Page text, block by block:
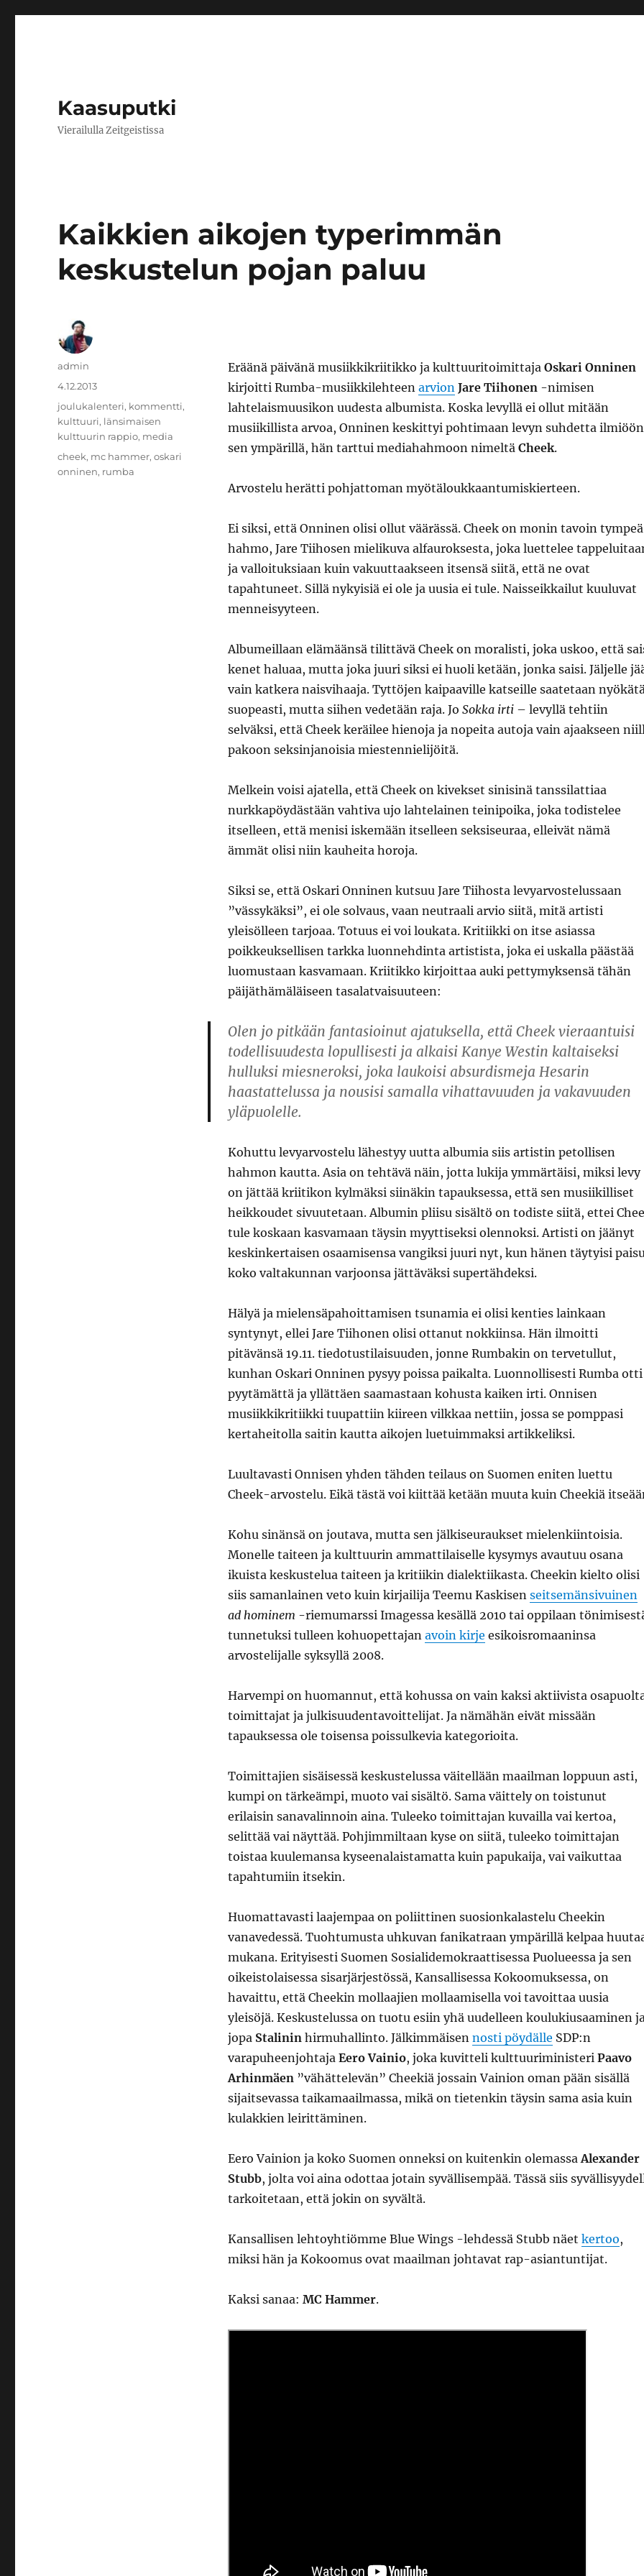
Kaasuputki
Vierailulla Zeitgeistissa
Kaikkien aikojen typerimmän
keskustelun pojan paluu
Eräänä päivänä musiikkikriitikko ja kulttuuritoimittaja Oskari Onninen
kirjoitti Rumba-musiikkilehteen arvion Jare Tiihonen-nimisen
lahtelaismuusikon uudesta albumista. Koska levyllä ei ollut mitään
musiikillista arvoa, Onninen keskittyi pohtimaan levyn suhdetta ilmiöön
sen ympärillä, hän tarttui mediahahmoon nimeltä Cheek.
Arvostelu herätti pohjattoman myötäloukkaantumiskierteen.
Ei siksi, että Onninen olisi ollut väärässä. Cheek on monin tavoin tympeä
hahmo, Jare Tiihosen mielikuva alfauroksesta, joka luettelee
ja valloituksiaan kuin vakuuttaakseen itsensä siitä, että ne ovat
tapahtuneet. Sillä nykyisiä ei ole ja uusia ei tule. Naisseikkailut kuuluvat
menneisyyteen.
Albumeillaan elämäänsä tilittävä Cheek on moralisti, joka uskoo, että
kenet haluaa, mutta joka juuri siksi ei huoli ketään, jonka saisi. Jäljelle
vain katkera naisvihaaja. Tyttöjen kaipaaville katseille saatetaan
suopeasti, mutta siihen vedetään raja. Jo Sokka irti– levyllä tehtiin
selväksi, että Cheek keräilee hienoja ja nopeita autoja vain ajaakseen
pakoon seksinjanoisia miestennielijöitä.
Melkein voisi ajatella, että Cheek on kivekset sinisinä tanssilattiaa
nurkkapöydästään vahtiva ujo lahtelainen teinipoika, joka todistelee
itselleen, että menisi iskemään itselleen seksiseuraa, elleivät nämä
ämmät olisi niin kauheita horoja.
Siksi se, että Oskari Onninen kutsuu Jare Tiihosta levyarvostelussaan
”vässykäksi”, ei ole solvaus, vaan neutraali arvio siitä, mitä artisti
yleisölleen tarjoaa. Totuus ei voi loukata. Kritiikki on itse asiassa
poikkeuksellisen tarkka luonnehdinta artistista, joka ei uskalla päästää
luomustaan kasvamaan. Kriitikko kirjoittaa auki pettymyksensä tähän
päijäthämäläiseen tasalatvaisuuteen:
Olen jo pitkään fantasioinut ajatuksella, että Cheek vieraantuisi
todellisuudesta lopullisesti ja alkaisi Kanye Westin kaltaiseksi
hulluksi miesneroksi, joka laukoisi absurdismeja Hesarin
haastattelussa ja nousisi samalla vihattavuuden ja vakavuuden
yläpuolelle.
Kohuttu levyarvostelu lähestyy uutta albumia siis artistin petollisen
hahmon kautta. Asia on tehtävä näin, jotta lukija ymmärtäisi, miksi levy
on jättää kriitikon kylmäksi siinäkin tapauksessa, että sen musiikilliset
heikkoudet sivuutetaan. Albumin pliisu sisältö on todiste siitä, ettei
tule koskaan kasvamaan täysin myyttiseksi olennoksi. Artisti on jäänyt
keskinkertaisen osaamisensa vangiksi juuri nyt, kun hänen täytyisi
koko valtakunnan varjoonsa jättäväksi supertähdeksi.
Hälyä ja mielensäpahoittamisen tsunamia ei olisi kenties lainkaan
syntynyt, ellei Jare Tiihonen olisi ottanut nokkiinsa. Hän ilmoitti
pitävänsä 19.11. tiedotustilaisuuden, jonne Rumbakin on tervetullut,
kunhan Oskari Onninen pysyy poissa paikalta. Luonnollisesti Rumba otti
pyytämättä ja yllättäen saamastaan kohusta kaiken irti. Onnisen
musiikkikritiikki tuupattiin kiireen vilkkaa nettiin, jossa se pomppasi
kertaheitolla saitin kautta aikojen luetuimmaksi artikkeliksi.
Luultavasti Onnisen yhden tähden teilaus on Suomen eniten luettu
Cheek-arvostelu. Eikä tästä voi kiittää ketään muuta kuin Cheekiä
Kohu sinänsä on joutava, mutta sen jälkiseuraukset mielenkiintoisia.
Monelle taiteen ja kulttuurin ammattilaiselle kysymys avautuu osana
ikuista keskustelua taiteen ja kritiikin dialektiikasta. Cheekin kielto olisi
siis samanlainen veto kuin kirjailija Teemu Kaskisen seitsemänsivuinen
ad hominem -riemumarssi Imagessa kesällä 2010 tai oppilaan
tunnetuksi tulleen kohuopettajan avoin kirje esikoisromaaninsa
arvostelijalle syksyllä 2008.
Harvempi on huomannut, että kohussa on vain kaksi aktiivista
toimittajat ja julkisuudentavoittelijat. Ja nämähän eivät missään
tapauksessa ole toisensa poissulkevia kategorioita.
Toimittajien sisäisessä keskustelussa väitellään maailman loppuun asti,
kumpi on tärkeämpi, muoto vai sisältö. Sama väittely on toistunut
erilaisin sanavalinnoin aina. Tuleeko toimittajan kuvailla vai kertoa,
selittää vai näyttää. Pohjimmiltaan kyse on siitä, tuleeko toimittajan
toistaa kuulemansa kyseenalaistamatta kuin papukaija, vai vaikuttaa
tapahtumiin itsekin.
Huomattavasti laajempaa on poliittinen suosionkalastelu Cheekin
vanavedessä. Tuohtumusta uhkuvan fanikatraan ympärillä kelpaa
mukana. Erityisesti Suomen Sosialidemokraattisessa Puolueessa ja sen
oikeistolaisessa sisarjärjestössä, Kansallisessa Kokoomuksessa, on
havaittu, että Cheekin mollaajien mollaamisella voi tavoittaa uusia
yleisöjä. Keskustelussa on tuotu esiin yhä uudelleen koulukiusaaminen
jopa Stalininhirmuhallinto. Jälkimmäisen nosti pöydälle SDP:n
varapuheenjohtaja Eero Vainio, joka kuvitteli kulttuuriministeri Paavo
Arhinmäen”vähättelevän” Cheekiä jossain Vainion oman pään sisällä
sijaitsevassa taikamaailmassa, mikä on tietenkin täysin sama asia kuin
kulakkien leirittäminen.
Eero Vainion ja koko Suomen onneksi on kuitenkin olemassaAlexander
Stubb, jolta voi aina odottaa jotain syvällisempää. Tässä siis
tarkoitetaan, että jokin on syvältä.
Kansallisen lehtoyhtiömme Blue Wings -lehdessä Stubb näet kertoo,
miksi hän ja Kokoomus ovat maailman johtavat rap-asiantuntijat.
Kaksi sanaa: MC Hammer.
Kirjoittaja
admin
Julkaistu
4.12.2013
Kategoriat
joulukalenteri, kommentti,
kulttuuri, länsimaisen
kulttuurin rappio, media
Avainsanat
cheek, mc hammer,oskari
onninen, rumba